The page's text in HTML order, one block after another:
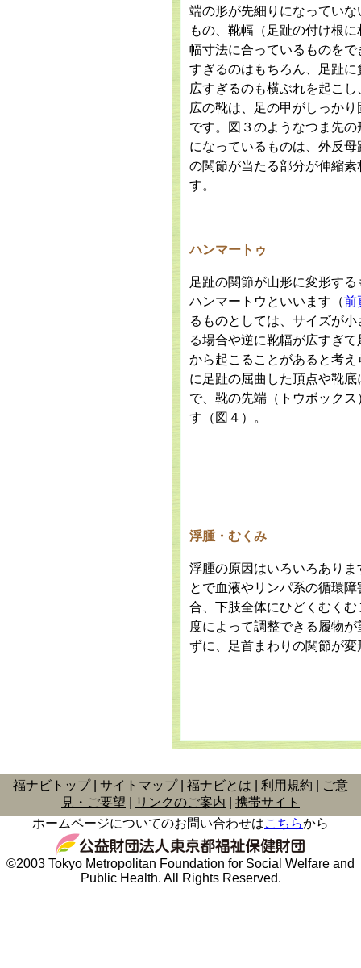
端の形が先細りになってい
もの、靴幅（足趾の付け根
幅寸法に合っているものを
すぎるのはもちろん、足趾
広すぎるのも横ぶれを起こ
広の靴は、足の甲がしっか
です。
図３のようなつま先
になっているものは、外反
の関節が当たる部分が伸縮
す。
ハンマートゥ
足趾の関節が山形に変形す
ハンマートウといいます（前
るものとしては、サイズが
る場合や逆に靴幅が広すぎ
から起こることがあると考
に足趾の屈曲した頂点や靴
で、靴の先端（トウボック
す（ 図４ ）。
浮腫・むくみ
浮腫の原因はいろいろあり
とで血液やリンパ系の循環
合、下肢全体にひどくむく
度によって調整できる履物
ずに、足首まわりの関節が
福ナビトップ サイトマップ 福ナビとは 利用規約
ご意
見・ご要望
リンクのご案内
携帯サイト
ホームページについてのお問い合わせはこちらから
©2003 Tokyo Metropolitan Foundation for Social Welfare and
Public Health. All Rights Reserved.